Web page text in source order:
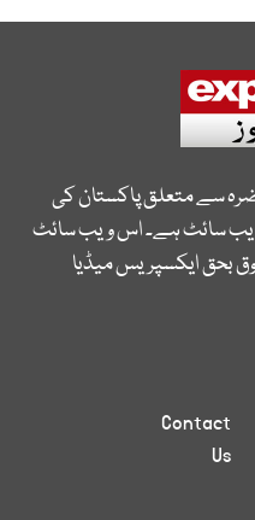
سے متعلق پاکستان کی
سائٹ ہے۔ اس ویب سائٹ
بحق ایکسپریس میڈیا
Contact
Us